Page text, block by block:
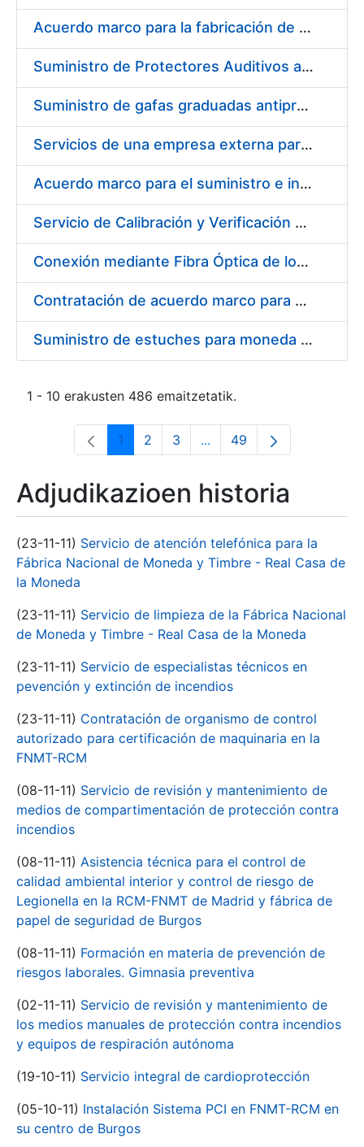
Erakutsi/Ezkutatu
Acuerdo marco para la fabricación de piezas
Suministro de Protectores Auditivos a medida para las personas trabajadoras de los Centros de Trabajo de Madrid y Burgos
Suministro de gafas graduadas antiproyecciones para los trabajadores de la FNMT-RCM en los centros de trabajo de Madrid y Burgos
Servicios de una empresa externa para el asesoramiento y resolución de los recursos de alzada que se presentan relacionados con procesos de selección para la FNMT-RCM
Acuerdo marco para el suministro e instalación de persianas, estores y otros complementos
Servicio de Calibración y Verificación Externa de los Equipos de Medición del Servicio de Prevención de la FNMT-RCM
Conexión mediante Fibra Óptica de los Centros de Proceso de Datos (CPDs) de las sedes de la FNMT-RCM de Burgos y Madrid
Contratación de acuerdo marco para el Suministro de Material de Electricidad para la Fábrica Nacional de Moneda y Timbre-Real Casa de la Moneda en su centro de trabajo de Burgos
Suministro de estuches para moneda de 30 €
1 - 10 erakusten 486 emaitzetatik.
Orrialdea
1 Orrialdea
2 Orrialdea
3 ...Intermediate Pages Use
Orrialdea
49
Adjudikazioen historia
(23-11-11) Servicio de atención telefónica para la
Fábrica Nacional de Moneda y Timbre - Real Casa de
la Moneda
(23-11-11) Servicio de limpieza de la Fábrica Nacional
de Moneda y Timbre - Real Casa de la Moneda
(23-11-11) Servicio de especialistas técnicos en
pevención y extinción de incendios
(23-11-11) Contratación de organismo de control
autorizado para certificación de maquinaria en la
FNMT-RCM
(08-11-11) Servicio de revisión y mantenimiento de
medios de compartimentación de protección contra
incendios
(08-11-11) Asistencia técnica para el control de
calidad ambiental interior y control de riesgo de
Legionella en la RCM-FNMT de Madrid y fábrica de
papel de seguridad de Burgos
(08-11-11) Formación en materia de prevención de
riesgos laborales. Gimnasia preventiva
(02-11-11) Servicio de revisión y mantenimiento de
los medios manuales de protección contra incendios
y equipos de respiración autónoma
(19-10-11) Servicio integral de cardioprotección
(05-10-11) Instalación Sistema PCI en FNMT-RCM en
su centro de Burgos